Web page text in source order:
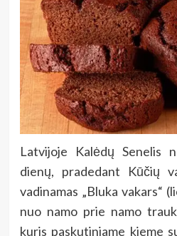
Latvijoje
Kalėdų Senelis
dienų, pradedant Kūčių
vadinamas „Bluka vakars“
nuo namo prie namo
kuris paskutiniame kieme